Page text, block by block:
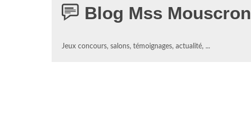
Blog Mss Mouscron
Jeux concours, salons, témoignages, actualité, ...